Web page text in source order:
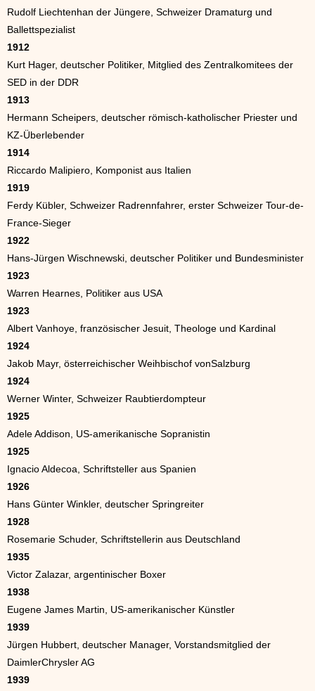
Rudolf Liechtenhan der Jüngere, Schweizer Dramaturg und
Ballettspezialist
1912
Kurt Hager, deutscher Politiker, Mitglied des Zentralkomitees der
SED in der DDR
1913
Hermann Scheipers, deutscher römisch-katholischer Priester und
KZ-Überlebender
1914
Riccardo Malipiero, Komponist aus Italien
1919
Ferdy Kübler, Schweizer Radrennfahrer, erster Schweizer Tour-de-
France-Sieger
1922
Hans-Jürgen Wischnewski, deutscher Politiker und Bundesminister
1923
Warren Hearnes, Politiker aus USA
1923
Albert Vanhoye, französischer Jesuit, Theologe und Kardinal
1924
Jakob Mayr, österreichischer Weihbischof vonSalzburg
1924
Werner Winter, Schweizer Raubtierdompteur
1925
Adele Addison, US-amerikanische Sopranistin
1925
Ignacio Aldecoa, Schriftsteller aus Spanien
1926
Hans Günter Winkler, deutscher Springreiter
1928
Rosemarie Schuder, Schriftstellerin aus Deutschland
1935
Victor Zalazar, argentinischer Boxer
1938
Eugene James Martin, US-amerikanischer Künstler
1939
Jürgen Hubbert, deutscher Manager, Vorstandsmitglied der
DaimlerChrysler AG
1939